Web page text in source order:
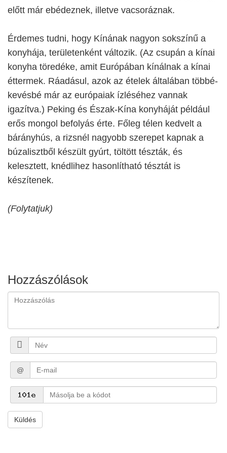
előtt már ebédeznek, illetve vacsoráznak.
Érdemes tudni, hogy Kínának nagyon sokszínű a
konyhája, területenként változik. (Az csupán a kínai
konyha töredéke, amit Európában kínálnak a kínai
éttermek. Ráadásul, azok az ételek általában többé-
kevésbé már az európaiak ízléséhez vannak
igazítva.) Peking és Észak-Kína konyháját például
erős mongol befolyás érte. Főleg télen kedvelt a
bárányhús, a rizsnél nagyobb szerepet kapnak a
búzalisztből készült gyúrt, töltött tészták, és
kelesztett, knédlihez hasonlítható tésztát is
készítenek.
(Folytatjuk)
Hozzászólások
@
Küldés